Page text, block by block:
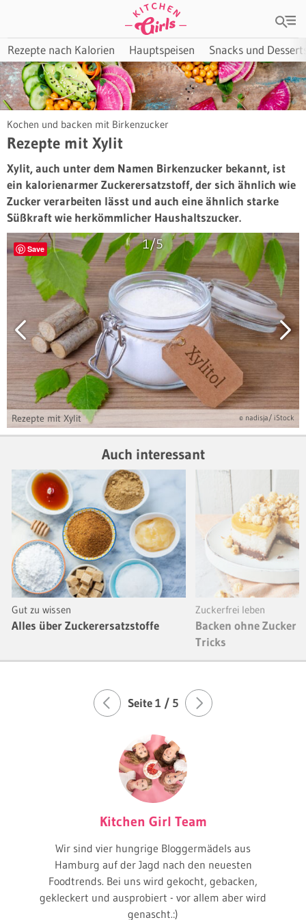
Rezepte nach Kalorien Hauptspeisen Snacks und
Kochen und backen mit Birkenzucker
Rezepte mit Xylit
Xylit, auch unter dem Namen Birkenzucker bekannt, ist
ein kalorienarmer Zuckerersatzstoff, der sich ähnlich wie
Zucker verarbeiten lässt und auch eine ähnlich starke
Süßkraft wie herkömmlicher Haushaltszucker.
Save
Rezepte mit Xylit © nadisja/ iStock
1/5
Auch interessant
Gut zu wissen
Alles über Zuckerersatzstoffe
Zuckerfrei leben
Backen ohne Zucker
Tricks
Seite1 / 5
Kitchen Girl Team
Wir sind vier hungrige Bloggermädels aus
Hamburg auf der Jagd nach den neuesten
Foodtrends. Bei uns wird gekocht, gebacken,
gekleckert und ausprobiert - vor allem aber wird
genascht.:)